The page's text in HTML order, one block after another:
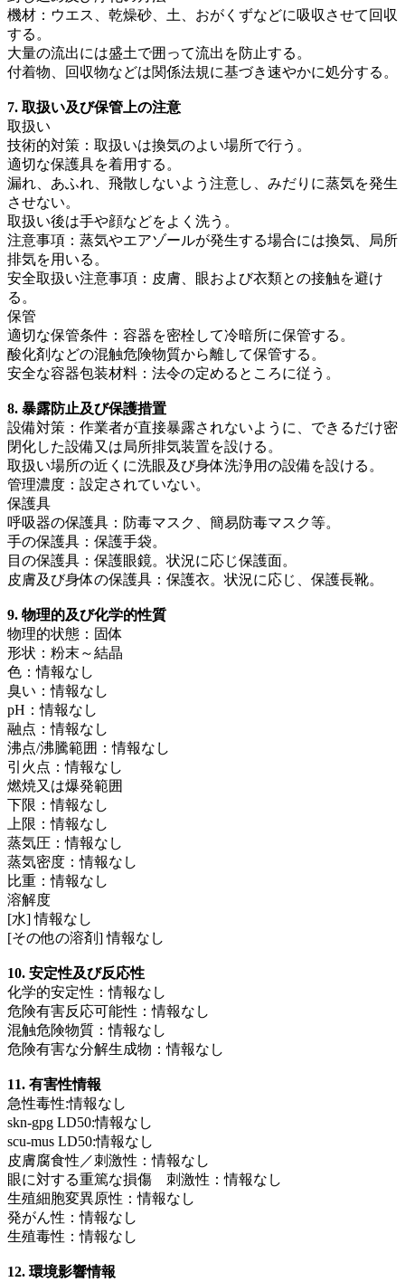
機材：ウエス、乾燥砂、土、おがくずなどに吸収させて回収
する。
大量の流出には盛土で囲って流出を防止する。
付着物、回収物などは関係法規に基づき速やかに処分する。
7. 取扱い及び保管上の注意
取扱い
技術的対策：取扱いは換気のよい場所で行う。
適切な保護具を着用する。
漏れ、あふれ、飛散しないよう注意し、みだりに蒸気を発生
させない。
取扱い後は手や顔などをよく洗う。
注意事項：蒸気やエアゾールが発生する場合には換気、局所
排気を用いる。
安全取扱い注意事項：皮膚、眼および衣類との接触を避け
る。
保管
適切な保管条件：容器を密栓して冷暗所に保管する。
酸化剤などの混触危険物質から離して保管する。
安全な容器包装材料：法令の定めるところに従う。
8. 暴露防止及び保護措置
設備対策：作業者が直接暴露されないように、できるだけ密
閉化した設備又は局所排気装置を設ける。
取扱い場所の近くに洗眼及び身体洗浄用の設備を設ける。
管理濃度：設定されていない。
保護具
呼吸器の保護具：防毒マスク、簡易防毒マスク等。
手の保護具：保護手袋。
目の保護具：保護眼鏡。状況に応じ保護面。
皮膚及び身体の保護具：保護衣。状況に応じ、保護長靴。
9. 物理的及び化学的性質
物理的状態：固体
形状：粉末～結晶
色：情報なし
臭い：情報なし
pH：情報なし
融点：情報なし
沸点/沸騰範囲：情報なし
引火点：情報なし
燃焼又は爆発範囲
下限：情報なし
上限：情報なし
蒸気圧：情報なし
蒸気密度：情報なし
比重：情報なし
溶解度
[水] 情報なし
[その他の溶剤] 情報なし
10. 安定性及び反応性
化学的安定性：情報なし
危険有害反応可能性：情報なし
混触危険物質：情報なし
危険有害な分解生成物：情報なし
11. 有害性情報
急性毒性:情報なし
skn-gpg LD50:情報なし
scu-mus LD50:情報なし
皮膚腐食性／刺激性：情報なし
眼に対する重篤な損傷 刺激性：情報なし
生殖細胞変異原性：情報なし
発がん性：情報なし
生殖毒性：情報なし
12. 環境影響情報